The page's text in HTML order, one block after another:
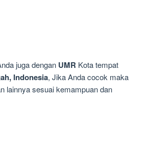
juga dengan UMR Kota tempat
Indonesia, Jika Anda cocok maka
lainnya sesuai kemampuan dan